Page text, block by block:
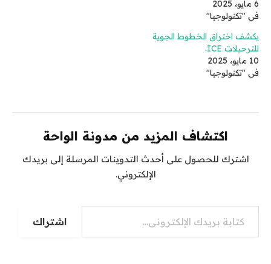
6 مايو، 2025
في "تكنولوجيا"
يكشف اختراق الخطوط الجوية
للترحيلات ICE.
10 مايو، 2025
في "تكنولوجيا"
اكتشاف المزيد من مدونة الواحة
اشترك للحصول على أحدث التدوينات المرسلة إلى بريدك
الإلكتروني.
كتابة بريدك الإلكتروني...
اشتراك